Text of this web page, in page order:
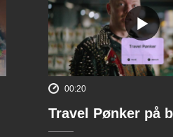
00:20
Travel Pønker på